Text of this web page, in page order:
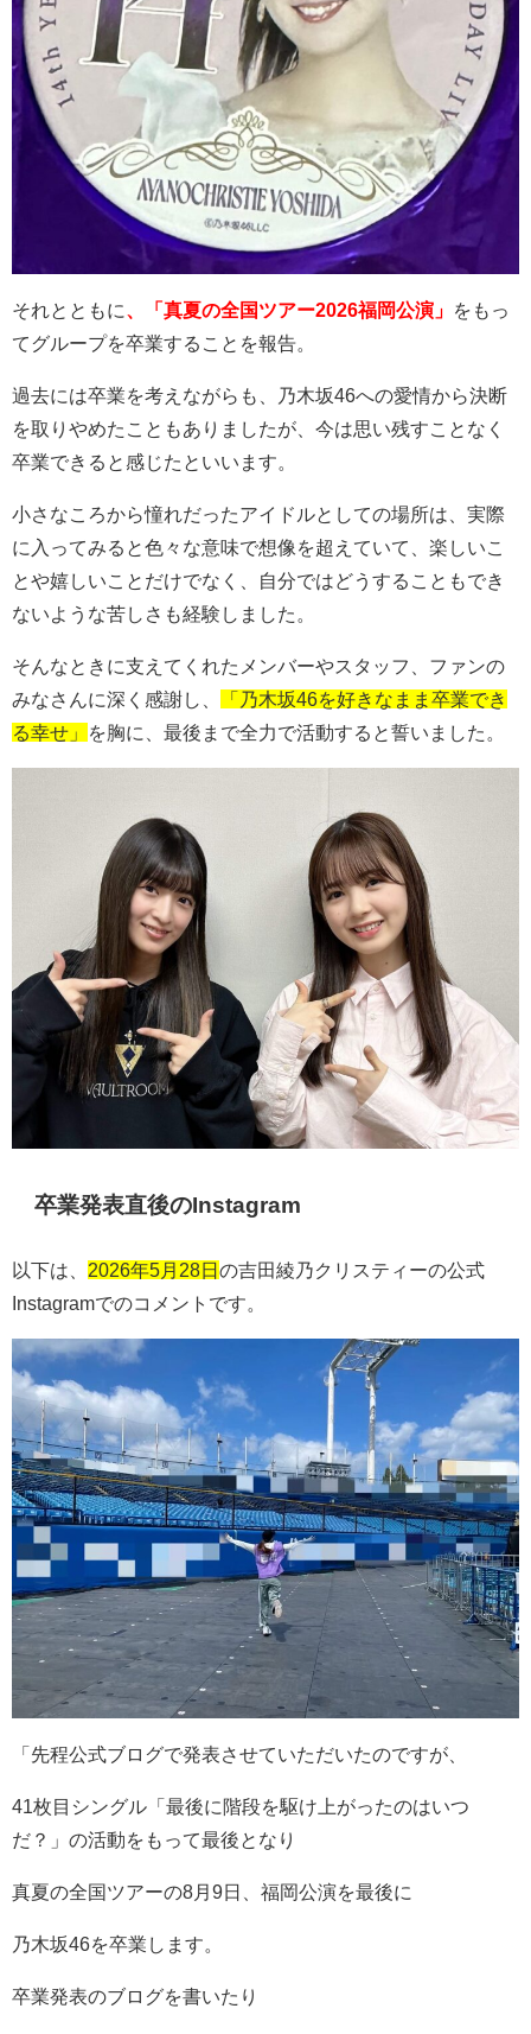
それとともに、「真夏の全国ツアー2026福岡公演」
をもっ
てグループを卒業することを報告。
過去には卒業を考えながらも、乃木坂46への愛情から決断
を取りやめたこともありましたが、今は思い残すことなく
卒業できると感じたといいます。
小さなころから憧れだったアイドルとしての場所は、実際
に入ってみると色々な意味で想像を超えていて、楽しいこ
とや嬉しいことだけでなく、自分ではどうすることもでき
ないような苦しさも経験しました。
そんなときに支えてくれたメンバーやスタッフ、ファンの
みなさんに深く感謝し、
「乃木坂46を好きなまま卒業でき
る幸せ」
を胸に、最後まで全力で活動すると誓いました。
卒業発表直後のInstagram
以下は、 2026年5月28日 の吉田綾乃クリスティーの公式
Instagramでのコメントです。
「先程公式ブログで発表させていただいたのですが、
41 枚目シングル「最後に階段を駆け上がったのはいつ
だ？」の活動をもって最後となり
真夏の全国ツアーの8 月 9日、福岡公演を最後に
乃木坂46を卒業します。
⁡卒業発表のブログを書いたり